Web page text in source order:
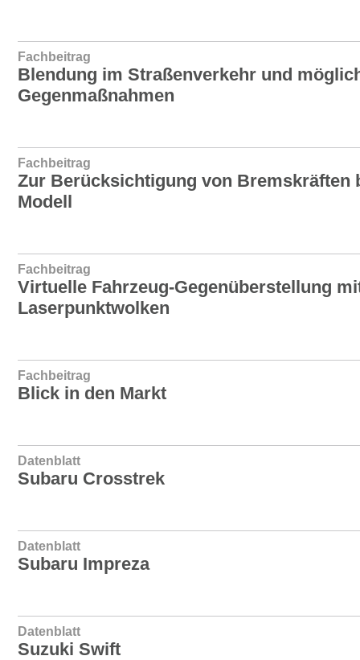
Fachbeitrag
Blendung im Straßenverkehr und
Gegenmaßnahmen
Fachbeitrag
Zur Berücksichtigung von Bremskräften
Modell
Fachbeitrag
Virtuelle Fahrzeug-Gegenüberstellung
Laserpunktwolken
Fachbeitrag
Blick in den Markt
Datenblatt
Subaru Crosstrek
Datenblatt
Subaru Impreza
Datenblatt
Suzuki Swift